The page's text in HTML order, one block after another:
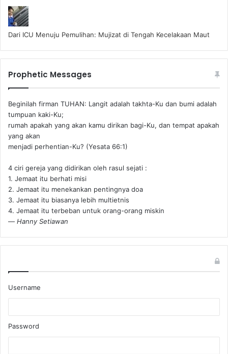
Dari ICU Menuju Pemulihan: Mujizat di Tengah Kecelakaan Maut
Prophetic Messages
Beginilah firman TUHAN: Langit adalah takhta-Ku dan bumi adalah
tumpuan kaki-Ku;
rumah apakah yang akan kamu dirikan bagi-Ku, dan tempat apakah
yang akan
menjadi perhentian-Ku? (Yesata 66:1) ‪
4 ciri gereja yang didirikan oleh rasul sejati :
1. Jemaat itu berhati misi
2. Jemaat itu menekankan pentingnya doa
3. Jemaat itu biasanya lebih multietnis
4. Jemaat itu terbeban untuk orang-orang miskin
— Hanny Setiawan
Username
Password